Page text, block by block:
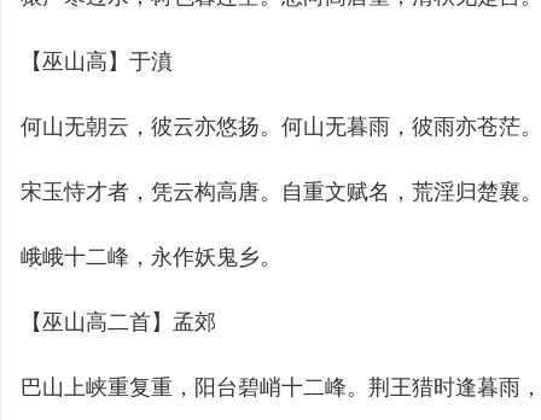
【巫山高】于濆
何山无朝云，彼云亦悠扬。何山无暮雨，彼雨亦苍茫。
宋玉恃才者，凭云构高唐。自重文赋名，荒淫归楚襄。
峨峨十二峰，永作妖鬼乡。
【巫山高二首】孟郊
巴山上峡重复重，阳台碧峭十二峰。荆王猎时逢暮雨，